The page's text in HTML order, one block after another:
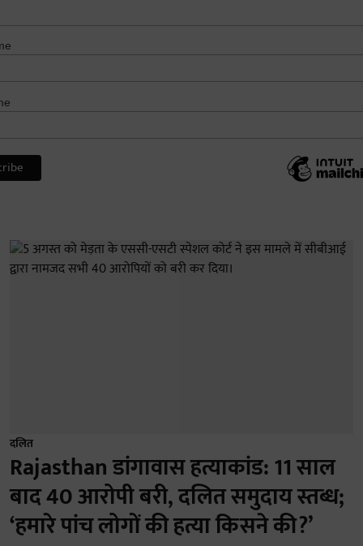
दलित
Rajasthan डांगावास हत्याकांड: 11 साल
बाद 40 आरोपी बरी, दलित समुदाय स्तब्ध;
‘हमारे पांच लोगों की हत्या किसने की?’